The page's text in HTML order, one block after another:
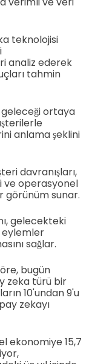
teknolojisi
analiz ederek
tahmin
geleceği ortaya
anlama şeklini
davranışları,
operasyonel
görünüm sunar.
gelecekteki
sağlar.
bugün
zeka türü bir
10'undan 9'u
zekayı
ekonomiye 15,7